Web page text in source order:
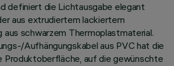
definiert die Lichtausgabe elegant
aus extrudiertem lackiertem
aus schwarzem Thermoplastmaterial.
Aufhängungskabel aus PVC hat die
Produktoberfläche, auf die gewünschte